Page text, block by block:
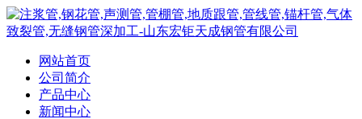
网站首页
公司简介
产品中心
新闻中心